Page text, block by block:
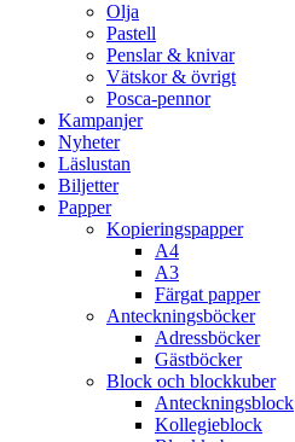
Olja
Pastell
Penslar & knivar
Vätskor & övrigt
Posca-pennor
Kampanjer
Nyheter
Läslustan
Biljetter
Papper
Kopieringspapper
A4
A3
Färgat papper
Anteckningsböcker
Adressböcker
Gästböcker
Block och blockkuber
Anteckningsblock
Kollegieblock